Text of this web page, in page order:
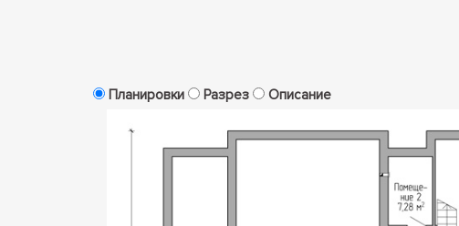
Планировки
Разрез Описание